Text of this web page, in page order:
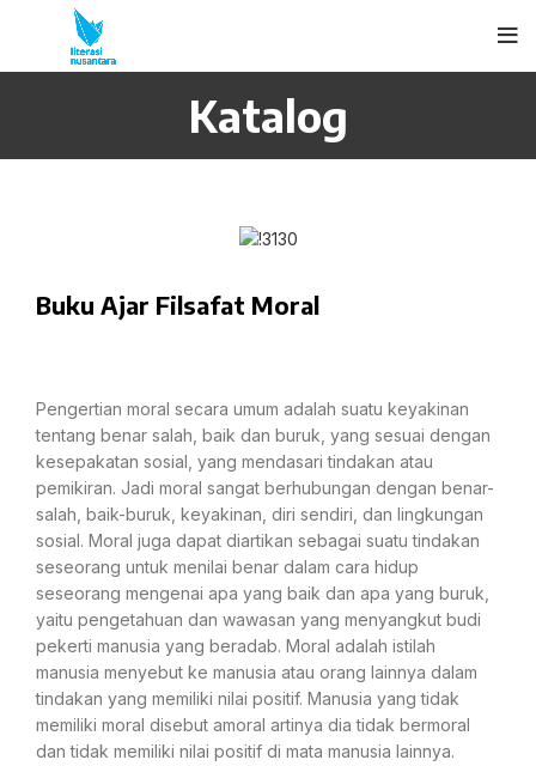
Katalog
Buku Ajar Filsafat Moral
Pengertian moral secara umum adalah suatu keyakinan
tentang benar salah, baik dan buruk, yang sesuai dengan
kesepakatan sosial, yang mendasari tindakan atau
pemikiran. Jadi moral sangat berhubungan dengan benar-
salah, baik-buruk, keyakinan, diri sendiri, dan lingkungan
sosial. Moral juga dapat diartikan sebagai suatu tindakan
seseorang untuk menilai benar dalam cara hidup
seseorang mengenai apa yang baik dan apa yang buruk,
yaitu pengetahuan dan wawasan yang menyangkut budi
pekerti manusia yang beradab. Moral adalah istilah
manusia menyebut ke manusia atau orang lainnya dalam
tindakan yang memiliki nilai positif. Manusia yang tidak
memiliki moral disebut amoral artinya dia tidak bermoral
dan tidak memiliki nilai positif di mata manusia lainnya.